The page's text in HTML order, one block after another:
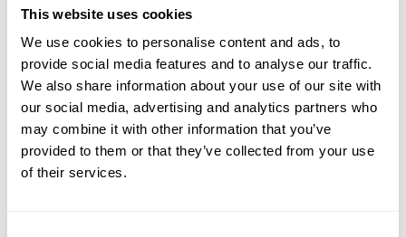
This website uses cookies
We use cookies to personalise content and ads, to
provide social media features and to analyse our traffic.
We also share information about your use of our site with
our social media, advertising and analytics partners who
may combine it with other information that you’ve
provided to them or that they’ve collected from your use
of their services.
ÉCRIRE UN AVIS
Les clients disent
Généré par IA à partir des avis clients.
Ce traitement de sérum anti-âge sur 30 jours offre une approche
globale pour la régénération de la peau. Il comprend trois sérums
ciblés pour la radiance, la fermeté et l'élasticité. Le produit est